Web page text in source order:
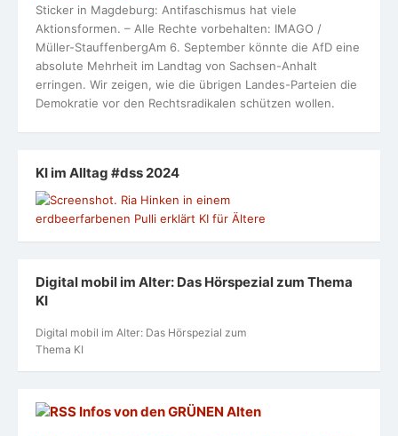
Sticker in Magdeburg: Antifaschismus hat viele
Aktionsformen. – Alle Rechte vorbehalten: IMAGO /
Müller-StauffenbergAm 6. September könnte die AfD eine
absolute Mehrheit im Landtag von Sachsen-Anhalt
erringen. Wir zeigen, wie die übrigen Landes-Parteien die
Demokratie vor den Rechtsradikalen schützen wollen.
KI im Alltag #dss 2024
Digital mobil im Alter: Das Hörspezial zum Thema
KI
Digital mobil im Alter: Das Hörspezial zum
Thema KI
Infos von den GRÜNEN Alten